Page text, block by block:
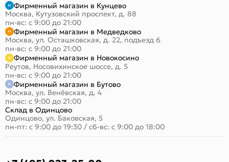
Фирменный магазин в Кунцево
Москва, Кутузовский проспект, д. 88
пн-вс: с 9:00 до 21:00
Фирменный магазин в Медведково
Москва, ул. Осташковская, д. 22, подъезд 6
пн-вс: с 9:00 до 21:00
Фирменный магазин в Новокосино
Реутов, Носовихинское шоссе, д. 5
пн-вс: с 9:00 до 21:00
Фирменный магазин в Бутово
Москва, ул. Венёвская, д. 4
пн-вс: с 9:00 до 21:00
Склад в Одинцово
Одинцово, ул. Баковская, 5
пн-пт: с 9:00 до 19:30 / сб-вс: с 9:00 до 18:00